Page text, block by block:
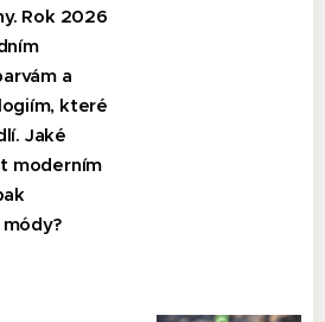
Rok 2026
a
které
Jaké
moderním